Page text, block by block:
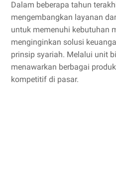
Dalam beberapa tahun
mengembangkan layanan
untuk memenuhi kebutuhan
menginginkan solusi
prinsip syariah. Melalui unit
menawarkan berbagai
kompetitif di pasar.